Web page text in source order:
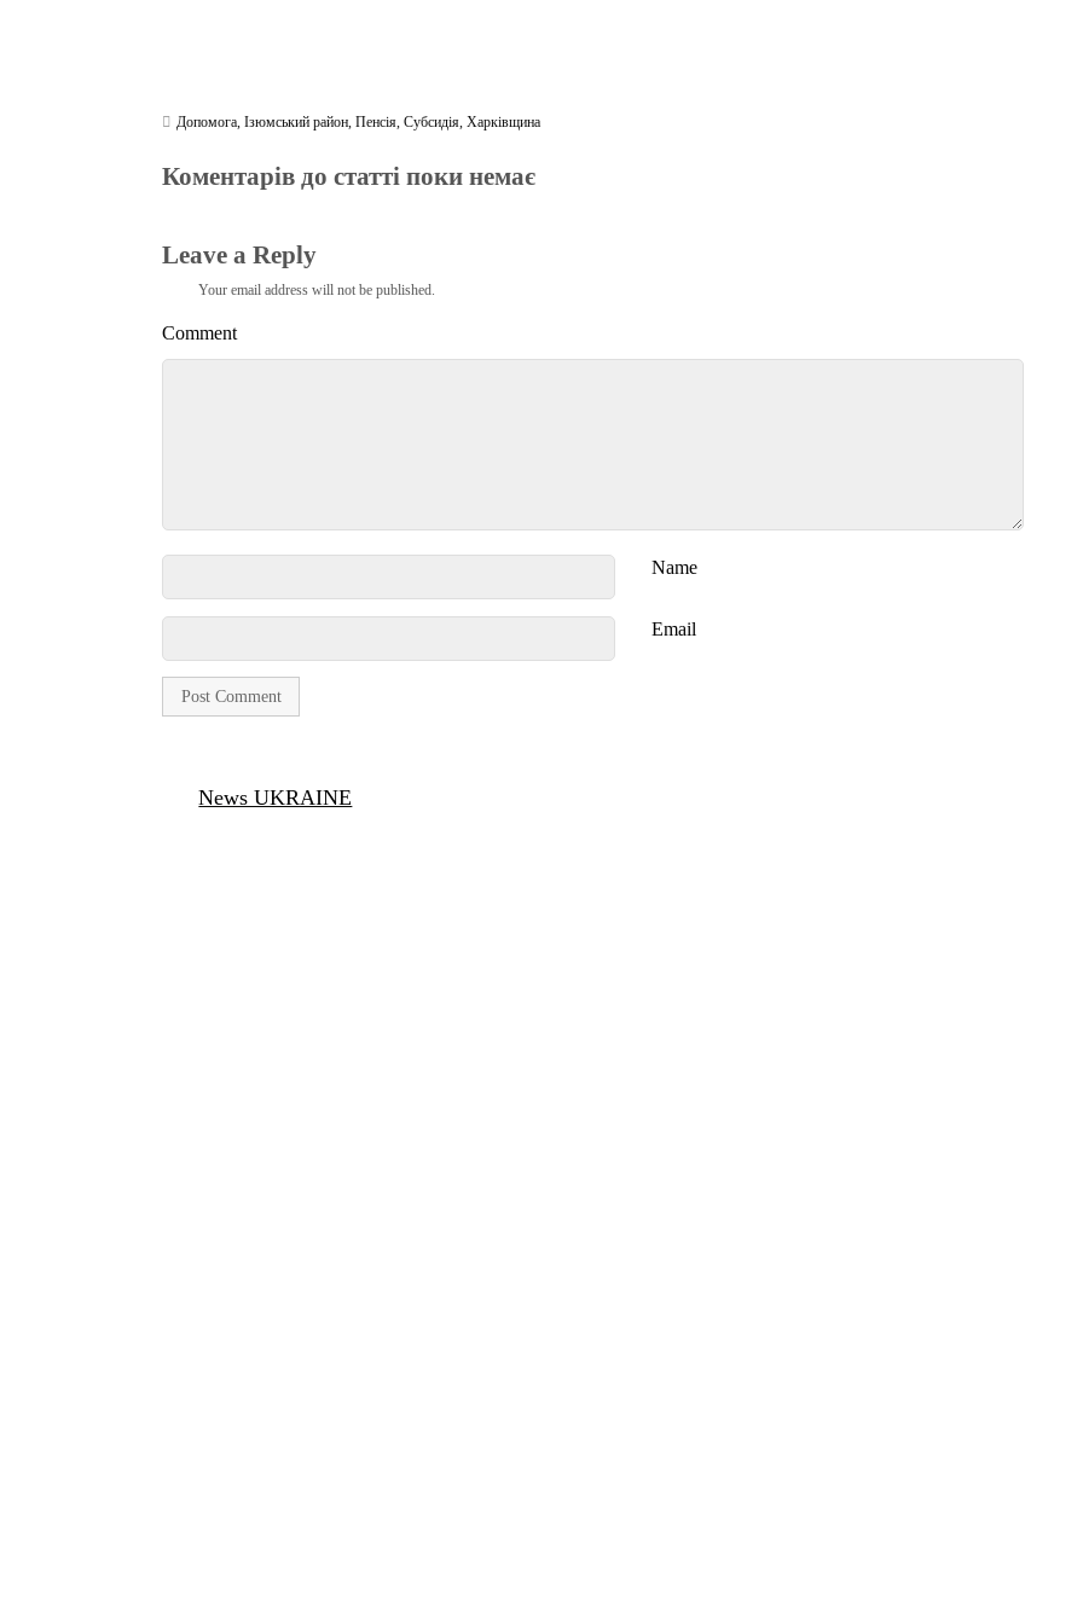
Допомога,Ізюмський район,Пенсія,Субсидія,Харківщина
Коментарів до статті поки немає
Leave a Reply
Your email address will not be published.
Comment
Name
Email
News UKRAINE